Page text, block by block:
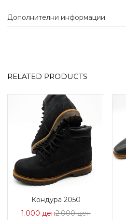
Дополнителни информации
RELATED PRODUCTS
Кондура 2050
1.000 денЦена
2.000денНормална